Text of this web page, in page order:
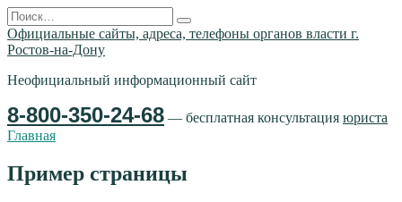
Перейти
к
содержанию
Search
for:
Официальные сайты, адреса, телефоны органов власти г.
Ростов-на-Дону
Неофициальный информационный сайт
8-800-350-24-68 — бесплатная консультация юриста
Главная
Пример страницы